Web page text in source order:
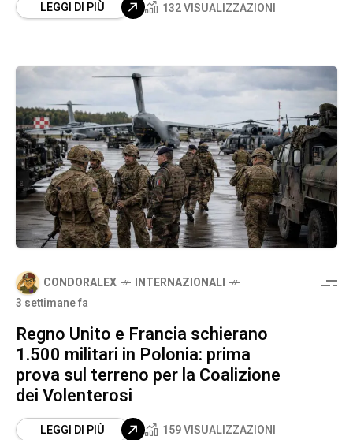
LEGGI DI PIÙ 132 VISUALIZZAZIONI
CONDORALEX
INTERNAZIONALI
3 settimane fa
Regno Unito e Francia schierano
1.500 militari in Polonia: prima
prova sul terreno per la Coalizione
dei Volenterosi
LEGGI DI PIÙ 159 VISUALIZZAZIONI